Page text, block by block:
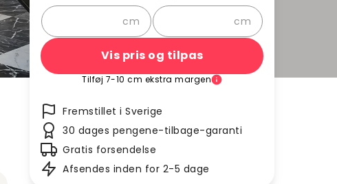
cm cm
Vis pris og tilpas
Tilføj 7-10 cm ekstra margen
Fremstillet i Sverige
30 dages pengene-tilbage-garanti
Gratis forsendelse
Afsendes inden for 2-5 dage